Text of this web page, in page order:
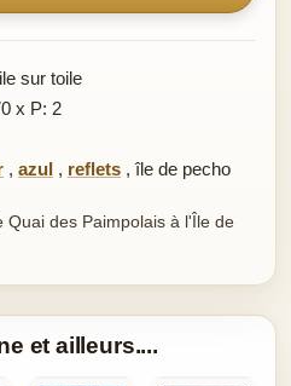
sur toile
x P: 2
, azul , reflets , île de pecho
des Paimpolais à l'Île de
et ailleurs....